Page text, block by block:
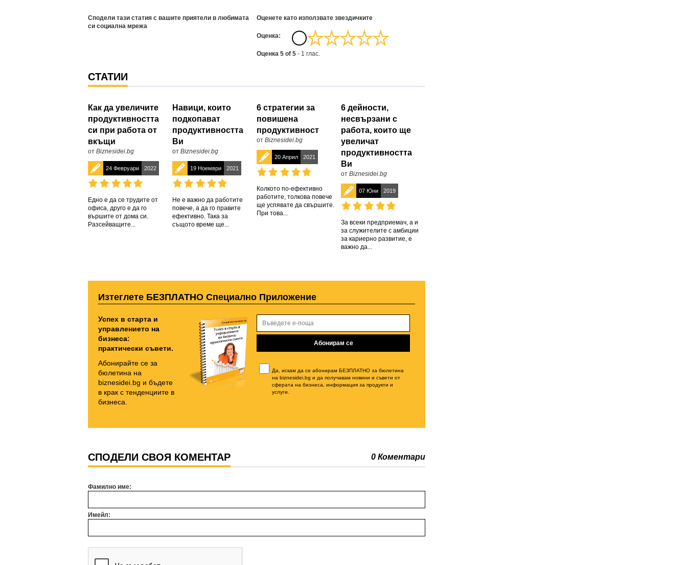
Сподели тази статия с вашите приятели в любимата
си социална мрежа
Оценете като използвате звездичките
Oценка:
Оценка 5 of 5 - 1 глас.
СТАТИИ
Как да увеличите
продуктивността
си при работа от
вкъщи
от Biznesidei.bg
24 Февруари 2022
Едно е да се трудите от
офиса, друго е да го
вършите от дома си.
Разсейващите...
Навици, които
подкопават
продуктивността
Ви
от Biznesidei.bg
19 Ноември 2021
Не е важно да работите
повече, а да го правите
ефективно. Така за
същото време ще...
6 стратегии за
повишена
продуктивност
от Biznesidei.bg
20 Април 2021
Колкото по-ефективно
работите, толкова повече
ще успявате да свършите.
При това...
6 дейности,
несвързани с
работа, които ще
увеличат
продуктивността
Ви
от Biznesidei.bg
07 Юни 2019
За всеки предприемач, а и
за служителите с амбиции
за кариерно развитие, е
важно да...
Изтеглете БЕЗПЛАТНО Специално Приложение
Успех в старта и
управлението на
бизнеса:
практически съвети.
Абонирайте се за
бюлетина на
biznesidei.bg и бъдете
в крак с тенденциите в
бизнеса.
Да, искам да се абонирам БЕЗПЛАТНО за бюлетина
на biznesidei.bg и да получавам новини и съвети от
сферата на бизнеса, информация за продукти и
услуги.
СПОДЕЛИ СВОЯ КОМЕНТАР 0 Коментари
Фамилно име:
Имейл: